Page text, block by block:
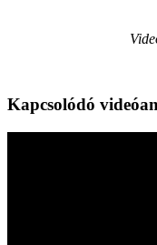
Kapcsolódó